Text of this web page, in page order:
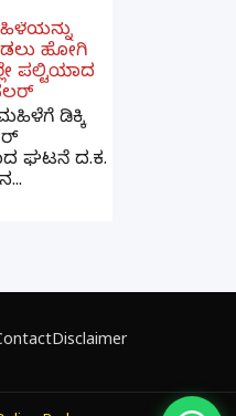
ಹೋಗಿ
ಪಲ್ಟಿಯಾದ
ಮಹಿಳೆಗೆ ಡಿಕ್ಕಿ
ಘಟನೆ ದ.ಕ.
Disclaimer
×
ಗ್ರೂಪ್‌ಗೆ ಸೇರಿ — ತಕ್ಷಣದ